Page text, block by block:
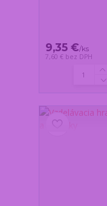
9,35 €/ks
7,60 € bez DPH